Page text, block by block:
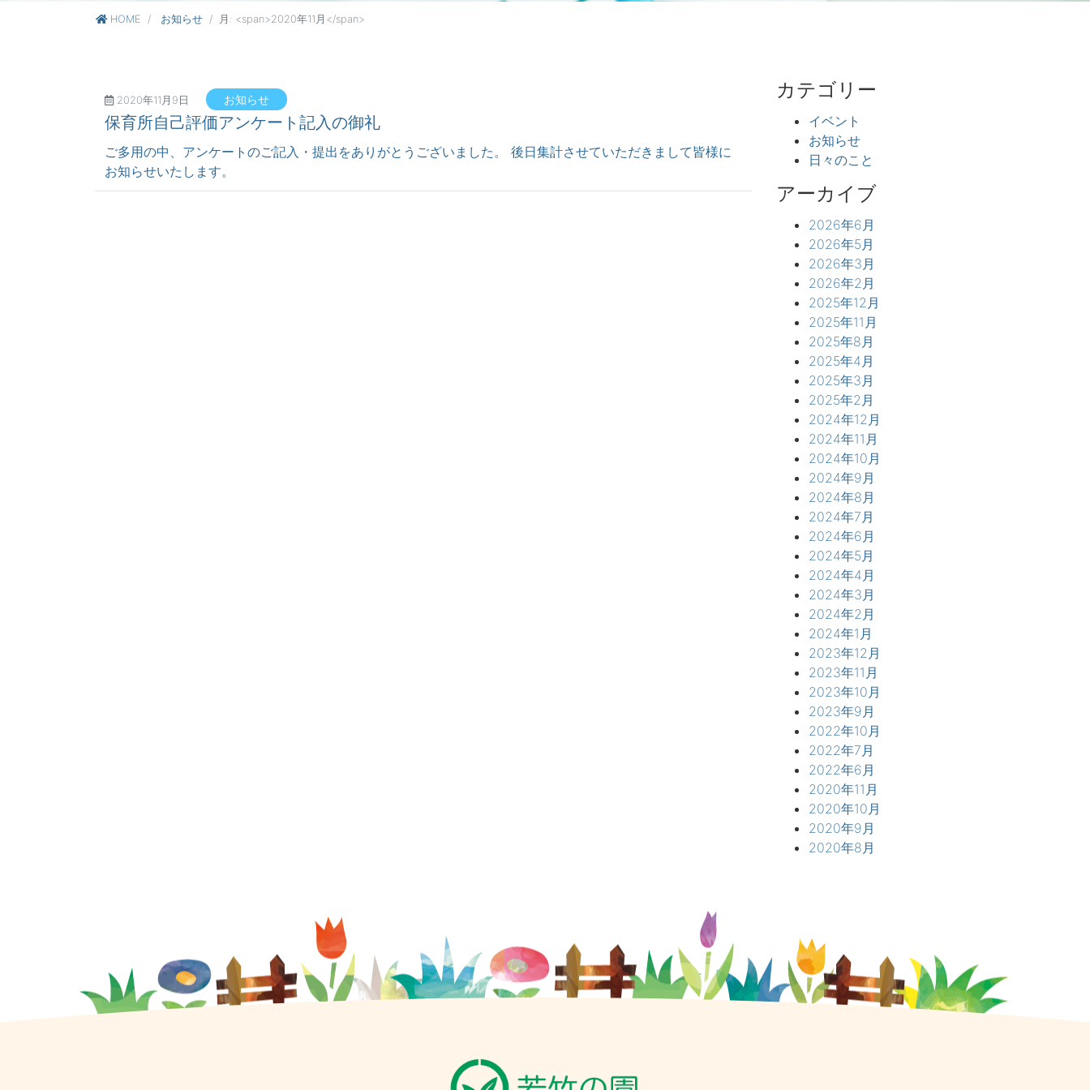
HOME お知らせ 月: <span>2020年11月</span>
2020年11月9日 お知らせ
保育所自己評価アンケート記入の御礼
ご多用の中、アンケートのご記入・提出をありがとうございました。 後日集計させていただきまして皆様に
お知らせいたします。
カテゴリー
イベント
お知らせ
日々のこと
アーカイブ
2026年6月
2026年5月
2026年3月
2026年2月
2025年12月
2025年11月
2025年8月
2025年4月
2025年3月
2025年2月
2024年12月
2024年11月
2024年10月
2024年9月
2024年8月
2024年7月
2024年6月
2024年5月
2024年4月
2024年3月
2024年2月
2024年1月
2023年12月
2023年11月
2023年10月
2023年9月
2022年10月
2022年7月
2022年6月
2020年11月
2020年10月
2020年9月
2020年8月